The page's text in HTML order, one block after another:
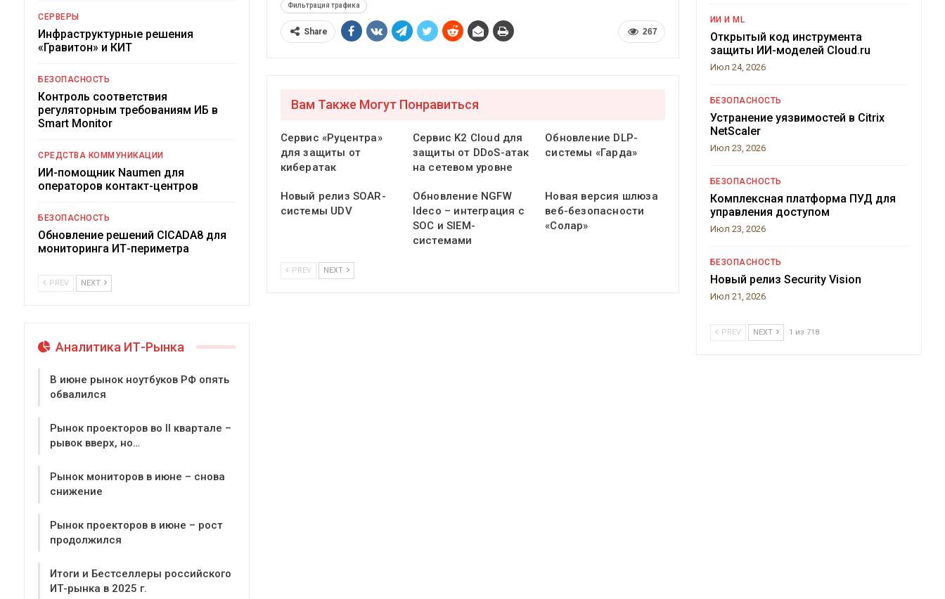
Фильтрация трафика
267
Share
Вам Также Могут Понравиться
Сервис «Руцентра»
для защиты от
кибератак
Сервис K2 Cloud для
защиты от DDoS-атак
на сетевом уровне
Обновление DLP-
системы «Гарда»
Новый релиз SOAR-
системы UDV
Обновление NGFW
Ideco – интеграция с
SOC и SIEM-
системами
Новая версия шлюза
веб-безопасности
«Солар»
PREV NEXT
СЕРВЕРЫ
Инфраструктурные решения
«Гравитон» и КИТ
БЕЗОПАСНОСТЬ
Контроль соответствия
регуляторным требованиям ИБ в
Smart Monitor
СРЕДСТВА КОММУНИКАЦИИ
ИИ-помощник Naumen для
операторов контакт-центров
БЕЗОПАСНОСТЬ
Обновление решений CICADA8 для
мониторинга ИТ-периметра
PREV NEXT
Аналитика ИТ-Рынка
В июне рынок ноутбуков РФ опять
обвалился
Рынок проекторов во II квартале –
рывок вверх, но…
Рынок мониторов в июне – снова
снижение
Рынок проекторов в июне – рост
продолжился
Итоги и Бестселлеры российского
ИТ-рынка в 2025 г.
ИИ И ML
Открытый код инструмента
защиты ИИ-моделей Cloud.ru
Июл 24, 2026
БЕЗОПАСНОСТЬ
Устранение уязвимостей в Citrix
NetScaler
Июл 23, 2026
БЕЗОПАСНОСТЬ
Комплексная платформа ПУД для
управления доступом
Июл 23, 2026
БЕЗОПАСНОСТЬ
Новый релиз Security Vision
Июл 21, 2026
PREV NEXT 1 из 718